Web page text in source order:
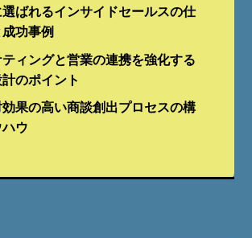
選ばれるインサイドセールスの仕
功事例
ティングと営業の連携を強化する
のポイント
果の高い商談創出プロセスの構
ウ